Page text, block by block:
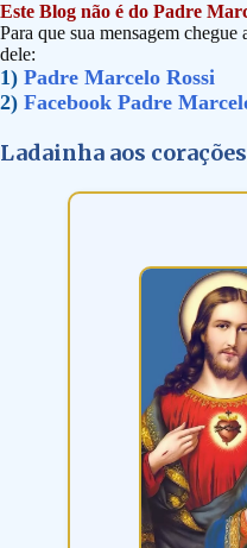
Este Blog não é do Padre
Para que sua mensagem chegue
dele:
1) Padre Marcelo Rossi
2) Facebook Padre
Ladainha aos